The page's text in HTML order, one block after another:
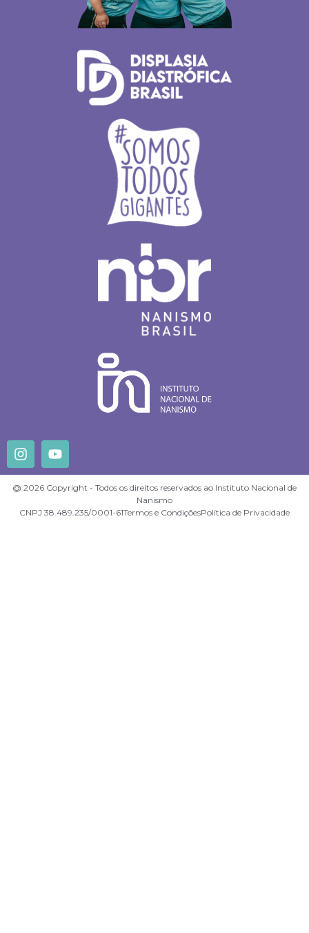
@ 2026 Copyright - Todos os direitos reservados ao Instituto Nacional de
Nanismo
CNPJ 38.489.235/0001-61Termos e CondiçõesPolítica de Privacidade